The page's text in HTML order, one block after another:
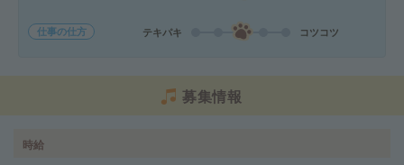
仕事の仕方 テキパキ コツコツ
募集情報
時給